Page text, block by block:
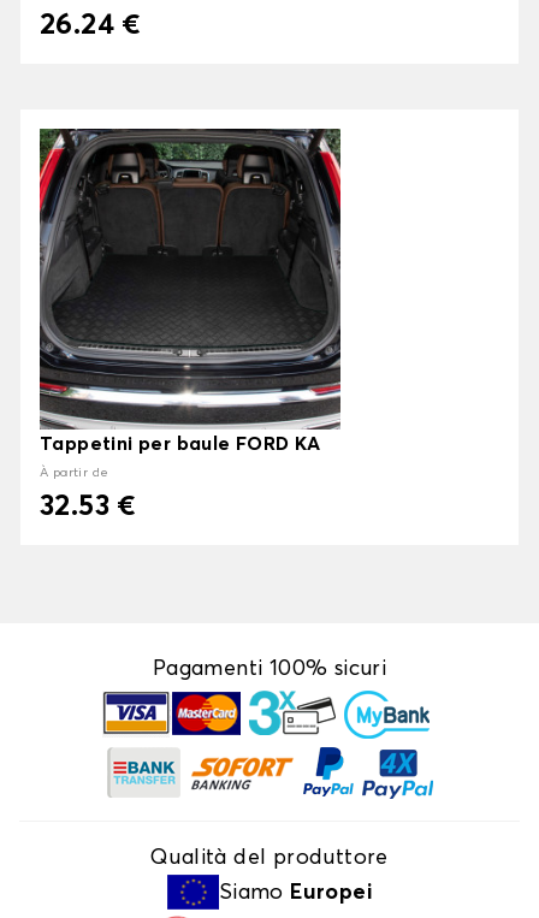
26.24 €
Tappetini per baule FORD KA
À partir de
32.53 €
Pagamenti 100% sicuri
Qualità del produttore
Siamo Europei